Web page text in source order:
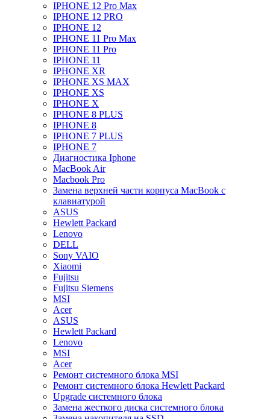
IPHONE 12 Pro Max
IPHONE 12 PRO
IPHONE 12
IPHONE 11 Pro Max
IPHONE 11 Pro
IPHONE 11
IPHONE XR
IPHONE XS MAX
IPHONE XS
IPHONE X
IPHONE 8 PLUS
IPHONE 8
IPHONE 7 PLUS
IPHONE 7
Диагностика Iphone
MacBook Air
Macbook Pro
Замена верхней части корпуса MacBook с
клавиатурой
ASUS
Hewlett Packard
Lenovo
DELL
Sony VAIO
Xiaomi
Fujitsu
Fujitsu Siemens
MSI
Acer
ASUS
Hewlett Packard
Lenovo
MSI
Acer
Ремонт системного блока MSI
Ремонт системного блока Hewlett Packard
Upgrade системного блока
Замена жесткого диска системного блока